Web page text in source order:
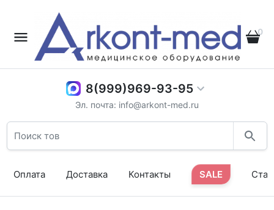
0
8(999)969-93-95
Эл. почта: info@arkont-med.ru
Оплата Доставка Контакты SALE